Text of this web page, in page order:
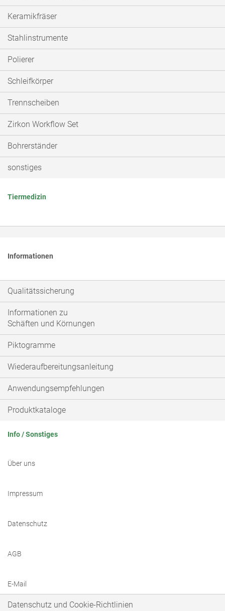
Keramikfräser
Stahlinstrumente
Polierer
Schleifkörper
Trennscheiben
Zirkon Workflow Set
Bohrerständer
sonstiges
Tiermedizin
Informationen
Qualitätssicherung
Informationen zu
Schäften und Körnungen
Piktogramme
Wiederaufbereitungsanleitung
Anwendungsempfehlungen
Produktkataloge
Info / Sonstiges
Über uns
Impressum
Datenschutz
AGB
E-Mail
Datenschutz und Cookie-Richtlinien